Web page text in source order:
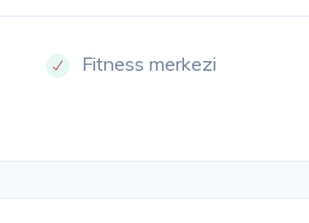
Fitness merkezi